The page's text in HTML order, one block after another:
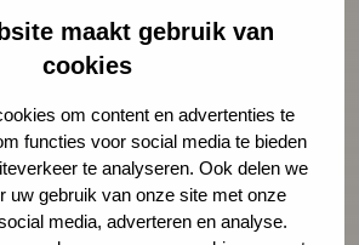
maakt gebruik van
cookies
om content en advertenties te
functies voor social media te bieden
te analyseren. Ook delen we
uw gebruik van onze site met onze
media, adverteren en analyse.